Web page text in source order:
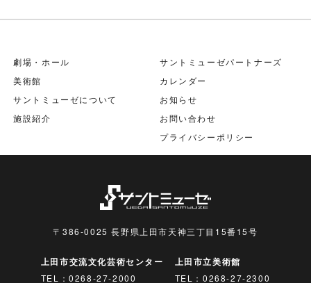
劇場・ホール
美術館
サントミューゼについて
施設紹介
サントミューゼパートナーズ
カレンダー
お知らせ
お問い合わせ
プライバシーポリシー
〒386-0025 長野県上田市天神三丁目15番15号
上田市交流文化芸術センター
TEL：0268-27-2000
上田市立美術館
TEL： 0268-27-2300